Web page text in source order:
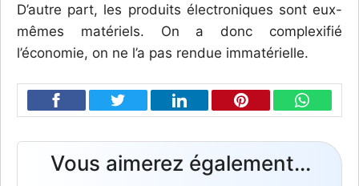
D’autre part, les produits électroniques sont eux-
mêmes matériels. On a donc complexifié
l’économie, on ne l’a pas rendue immatérielle.
Vous aimerez également...